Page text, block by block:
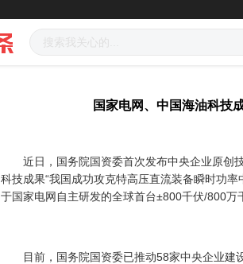
国家电网、中国海油科技
近日，国务院国资委首次发布中央企业原创技
科技成果“我国成功攻克特高压直流装备瞬时功
于国家电网自主研发的全球首台±800千伏/800万
目前，国务院国资委已推动58家中央企业建